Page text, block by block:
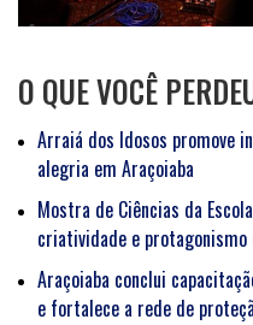
O QUE VOCÊ
Arraiá dos Idosos promove
alegria em Araçoiaba
Mostra de Ciências da
criatividade e
Araçoiaba conclui
e fortalece a rede de